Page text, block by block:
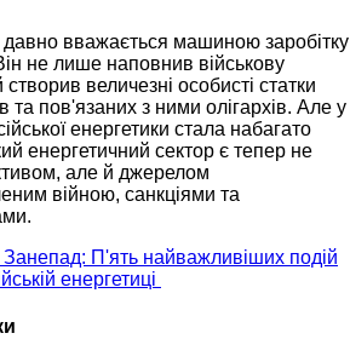
давно вважається машиною заробітку
не лише наповнив військову
величезні особисті статки
та пов'язаних з ними олігархів. Але у
енергетики стала набагато
енергетичний сектор є тепер не
але й джерелом
війною, санкціями та
Занепад: П'ять найважливіших подій
енергетиці